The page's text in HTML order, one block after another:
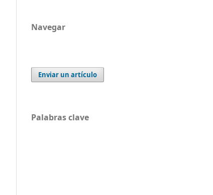
Navegar
Enviar un artículo
Palabras clave